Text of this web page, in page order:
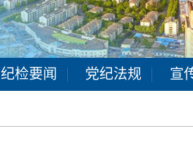
纪检要闻 党纪法规 宣